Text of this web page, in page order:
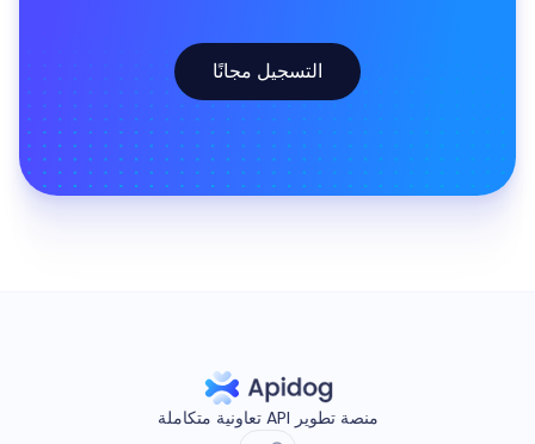
التسجيل مجانًا
منصة تطوير API تعاونية متكاملة